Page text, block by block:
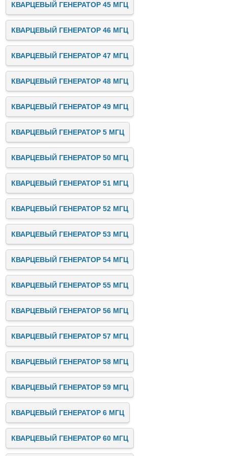
КВАРЦЕВЫЙ ГЕНЕРАТОР 45 МГЦ
КВАРЦЕВЫЙ ГЕНЕРАТОР 46 МГЦ
КВАРЦЕВЫЙ ГЕНЕРАТОР 47 МГЦ
КВАРЦЕВЫЙ ГЕНЕРАТОР 48 МГЦ
КВАРЦЕВЫЙ ГЕНЕРАТОР 49 МГЦ
КВАРЦЕВЫЙ ГЕНЕРАТОР 5 МГЦ
КВАРЦЕВЫЙ ГЕНЕРАТОР 50 МГЦ
КВАРЦЕВЫЙ ГЕНЕРАТОР 51 МГЦ
КВАРЦЕВЫЙ ГЕНЕРАТОР 52 МГЦ
КВАРЦЕВЫЙ ГЕНЕРАТОР 53 МГЦ
КВАРЦЕВЫЙ ГЕНЕРАТОР 54 МГЦ
КВАРЦЕВЫЙ ГЕНЕРАТОР 55 МГЦ
КВАРЦЕВЫЙ ГЕНЕРАТОР 56 МГЦ
КВАРЦЕВЫЙ ГЕНЕРАТОР 57 МГЦ
КВАРЦЕВЫЙ ГЕНЕРАТОР 58 МГЦ
КВАРЦЕВЫЙ ГЕНЕРАТОР 59 МГЦ
КВАРЦЕВЫЙ ГЕНЕРАТОР 6 МГЦ
КВАРЦЕВЫЙ ГЕНЕРАТОР 60 МГЦ